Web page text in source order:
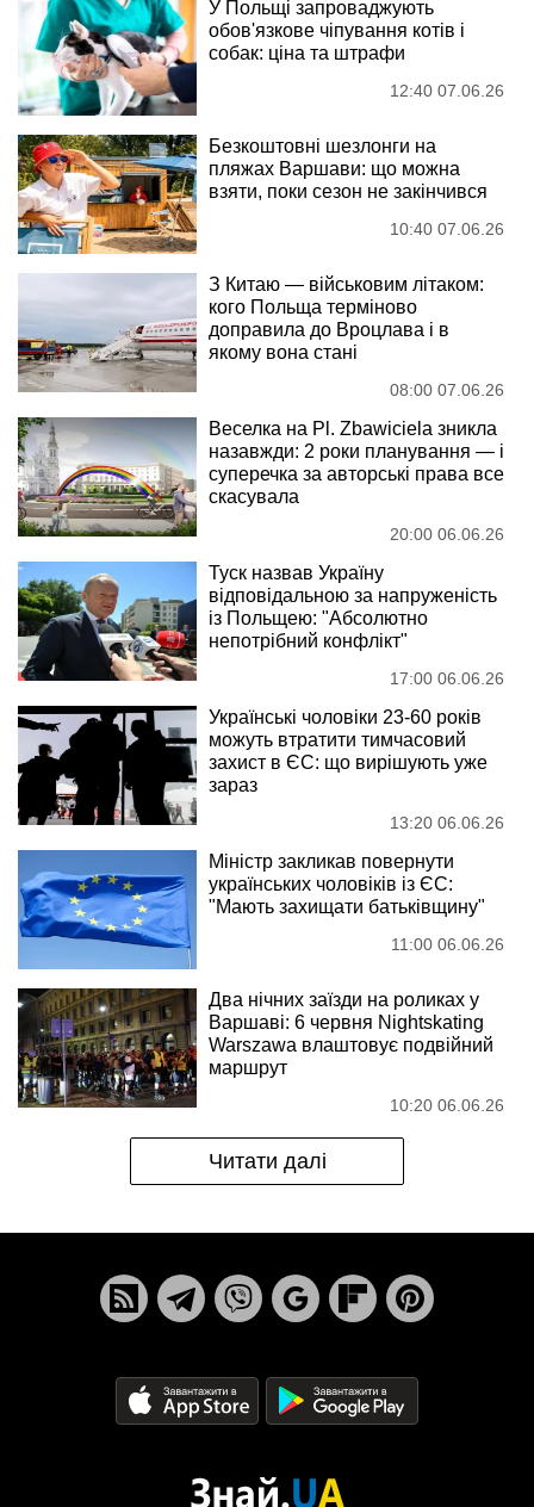
У Польщі запроваджують
обов'язкове чіпування котів і
собак: ціна та штрафи
12:40 07.06.26
Безкоштовні шезлонги на
пляжах Варшави: що можна
взяти, поки сезон не закінчився
10:40 07.06.26
З Китаю — військовим літаком:
кого Польща терміново
доправила до Вроцлава і в
якому вона стані
08:00 07.06.26
Веселка на Pl. Zbawiciela зникла
назавжди: 2 роки планування — і
суперечка за авторські права все
скасувала
20:00 06.06.26
Туск назвав Україну
відповідальною за напруженість
із Польщею: "Абсолютно
непотрібний конфлікт"
17:00 06.06.26
Українські чоловіки 23-60 років
можуть втратити тимчасовий
захист в ЄС: що вирішують уже
зараз
13:20 06.06.26
Міністр закликав повернути
українських чоловіків із ЄС:
"Мають захищати батьківщину"
11:00 06.06.26
Два нічних заїзди на роликах у
Варшаві: 6 червня Nightskating
Warszawa влаштовує подвійний
маршрут
10:20 06.06.26
Читати далі